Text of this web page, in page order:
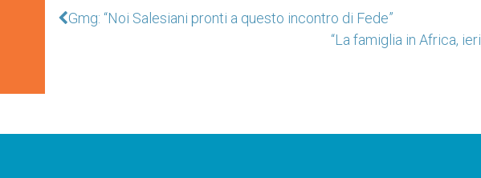
Gmg: “Noi Salesiani pronti a questo incontro di Fede”
“La famiglia in Africa,